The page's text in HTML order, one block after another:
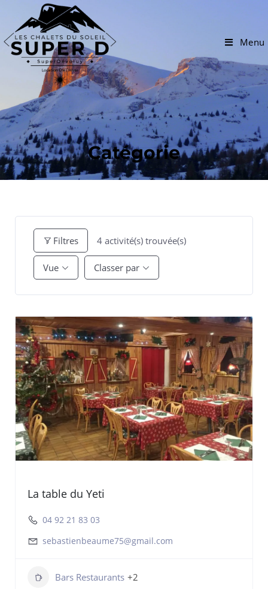
Menu
Catégorie
Filtres 4 activité(s) trouvée(s)
Vue Classer par
La table du Yeti
04 92 21 83 03
sebastienbeaume75@gmail.com
Bars Restaurants +2